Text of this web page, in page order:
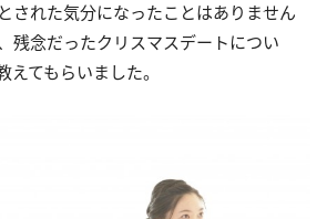
された気分になったことはありません
念だったクリスマスデートについ
てもらいました。